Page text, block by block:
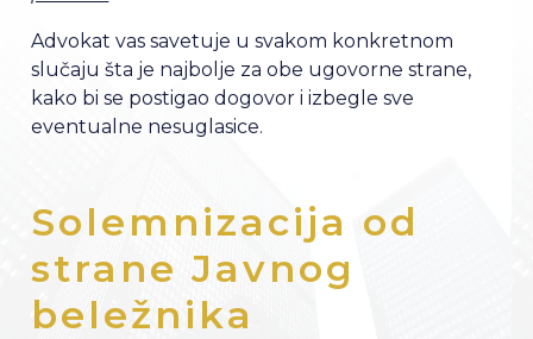
Advokat vas savetuje u svakom konkretnom
slučaju šta je najbolje za obe ugovorne strane,
kako bi se postigao dogovor i izbegle sve
eventualne nesuglasice.
Solemnizacija od
strane Javnog
beležnika